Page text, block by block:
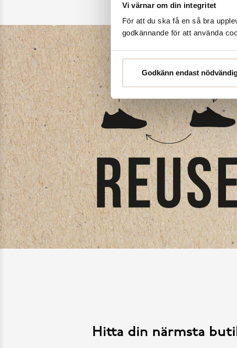
Vi värnar om din integritet
För att du ska få en så bra
godkännande för att använda
Godkänn endast
Hitta din närmsta